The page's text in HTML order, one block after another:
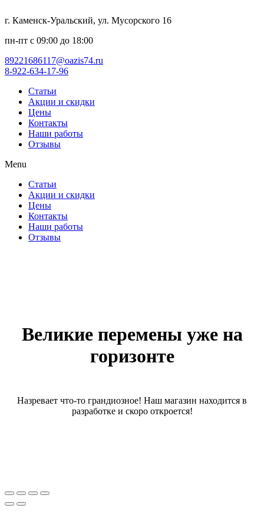
г. Каменск-Уральский, ул. Мусорского 16
пн-пт с 09:00 до 18:00
89221686117@oazis74.ru
8-922-634-17-96
Статьи
Акции и скидки
Цены
Контакты
Наши работы
Отзывы
Menu
Статьи
Акции и скидки
Цены
Контакты
Наши работы
Отзывы
Великие перемены уже на
горизонте
Назревает что-то грандиозное! Наш магазин находится в
разработке и скоро откроется!